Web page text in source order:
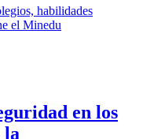
en los
la